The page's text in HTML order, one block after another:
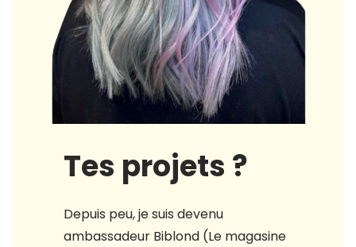
Tes projets ?
Depuis peu, je suis devenu
ambassadeur Biblond (Le magasine